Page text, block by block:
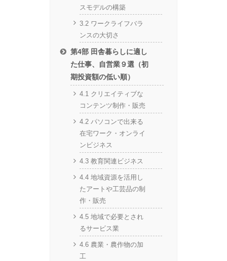
スモデルの構築
3.2 ワークライフバラ
ンスの大切さ
第4部 田舎暮らしに適し
た仕事、自営業９選（初
期投資額の低い順）
4.1 クリエイティブな
コンテンツ制作・販売
4.2 パソコンで出来る
在宅ワーク・オンライ
ンビジネス
4.3 教育関連ビジネス
4.4 地域資源を活用し
たアートや工芸品の制
作・販売
4.5 地域で必要とされ
るサービス業
4.6 農業・農作物の加
工